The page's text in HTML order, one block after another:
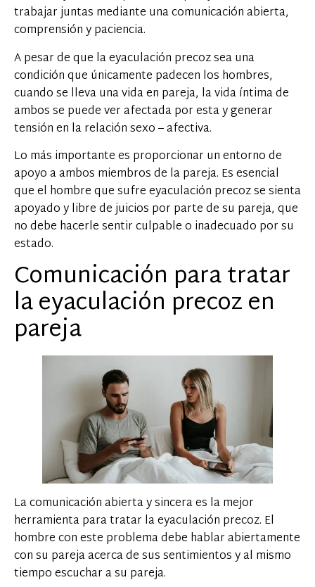
trabajar juntas mediante una comunicación abierta,
comprensión y paciencia.
A pesar de que la eyaculación precoz sea una
condición que únicamente padecen los hombres,
cuando se lleva una vida en pareja, la vida íntima de
ambos se puede ver afectada por esta y generar
tensión en la relación sexo – afectiva.
Lo más importante es proporcionar un entorno de
apoyo a ambos miembros de la pareja. Es esencial
que el hombre que sufre eyaculación precoz se sienta
apoyado y libre de juicios por parte de su pareja, que
no debe hacerle sentir culpable o inadecuado por su
estado.
Comunicación para tratar
la eyaculación precoz en
pareja
La comunicación abierta y sincera es la mejor
herramienta para tratar la eyaculación precoz. El
hombre con este problema debe hablar abiertamente
con su pareja acerca de sus sentimientos y al mismo
tiempo escuchar a su pareja.